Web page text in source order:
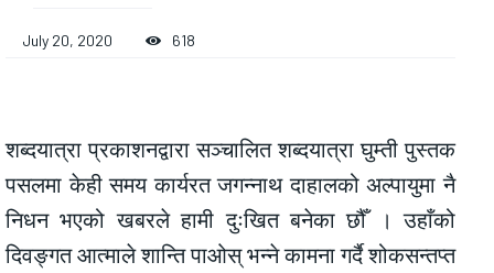
July 20, 2020 618
शब्दयात्रा प्रकाशनद्वारा सञ्चालित शब्दयात्रा घुम्ती पुस्तक
पसलमा केही समय कार्यरत जगन्नाथ दाहालको अल्पायुमा नै
निधन भएको खबरले हामी दुःखित बनेका छौँ । उहाँको
दिवङ्गत आत्माले शान्ति पाओस् भन्ने कामना गर्दै शोकसन्तप्त